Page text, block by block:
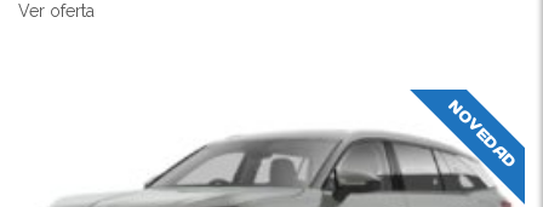
Ver oferta
NOVEDAD